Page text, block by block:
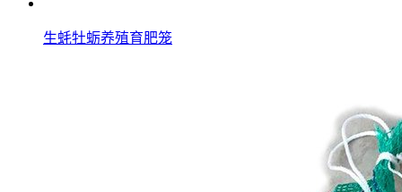
生蚝牡蛎养殖育肥笼